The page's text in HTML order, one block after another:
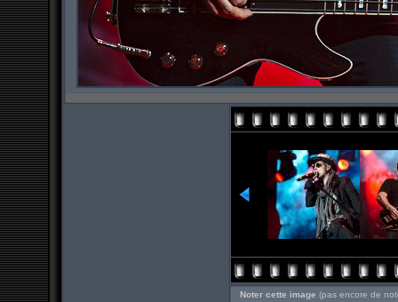
Noter cette image (pas encore de